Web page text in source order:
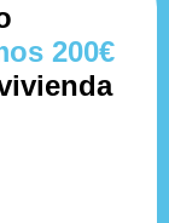
200€